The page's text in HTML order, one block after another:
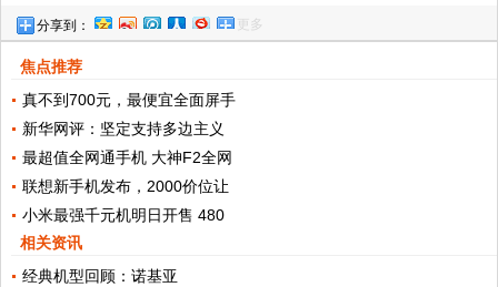
分享到： 更多
焦点推荐
真不到700元，最便宜全面屏手
新华网评：坚定支持多边主义
最超值全网通手机 大神F2全网
联想新手机发布，2000价位让
小米最强千元机明日开售 480
相关资讯
经典机型回顾：诺基亚